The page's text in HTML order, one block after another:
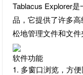
Tablacus Explorer
品，它提供了许多
松地管理文件和文件
软件功能
1. 多窗口浏览，方